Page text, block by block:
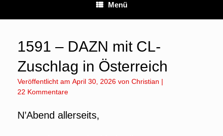
Menü
1591 – DAZN mit CL-
Zuschlag in Österreich
Veröffentlicht am April 30, 2026 von Christian |
22 Kommentare
N’Abend allerseits,